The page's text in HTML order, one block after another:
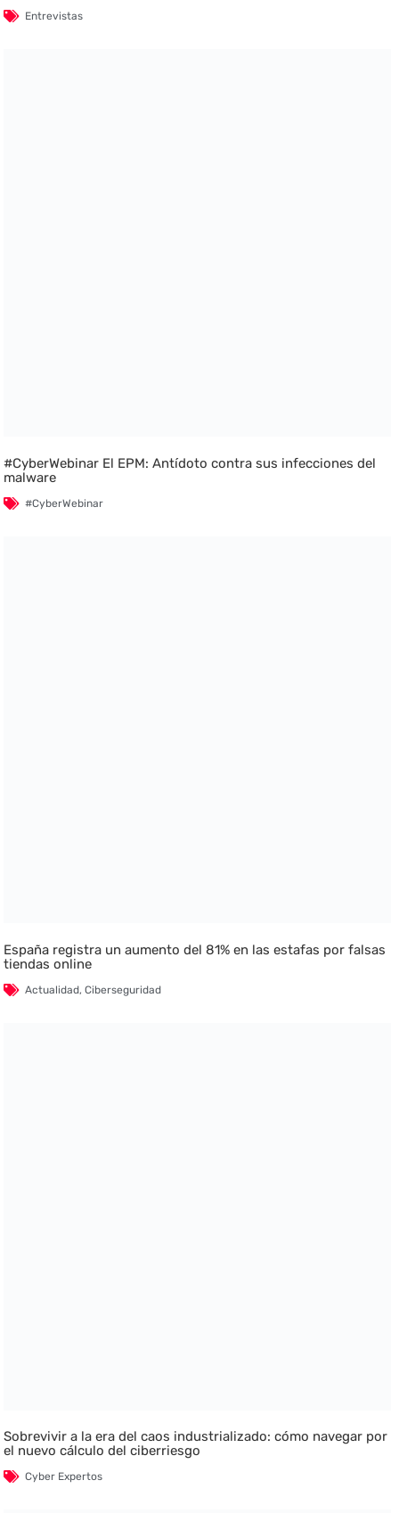
Entrevistas
#CyberWebinar El EPM: Antídoto contra sus infecciones del
malware
#CyberWebinar
España registra un aumento del 81% en las estafas por falsas
tiendas online
Actualidad,Ciberseguridad
Sobrevivir a la era del caos industrializado: cómo navegar por
el nuevo cálculo del ciberriesgo
Cyber Expertos